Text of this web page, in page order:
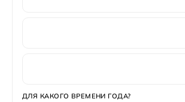
ДЛЯ КАКОГО ВРЕМЕНИ ГОДА?